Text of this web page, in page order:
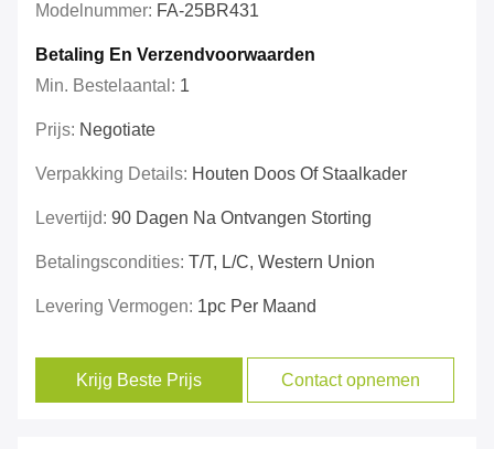
Modelnummer: FA-25BR431
Betaling En Verzendvoorwaarden
Min. Bestelaantal: 1
Prijs: Negotiate
Verpakking Details: Houten Doos Of Staalkader
Levertijd: 90 Dagen Na Ontvangen Storting
Betalingscondities: T/T, L/C, Western Union
Levering Vermogen: 1pc Per Maand
Krijg Beste Prijs Contact opnemen